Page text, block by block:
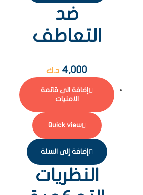
ضد
التعاطف
4,000 د.ك
إضافة الى قائمة
الامنيات
Quick view
إضافة إلى السلة
النظريات